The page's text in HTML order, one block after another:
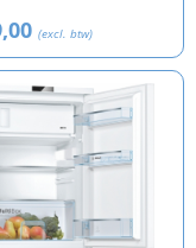
(excl. btw)